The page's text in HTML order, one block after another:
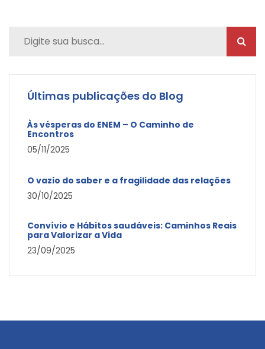
Últimas publicações do Blog
Às vésperas do ENEM – O Caminho de
Encontros
05/11/2025
O vazio do saber e a fragilidade das relações
30/10/2025
Convívio e Hábitos saudáveis: Caminhos Reais
para Valorizar a Vida
23/09/2025